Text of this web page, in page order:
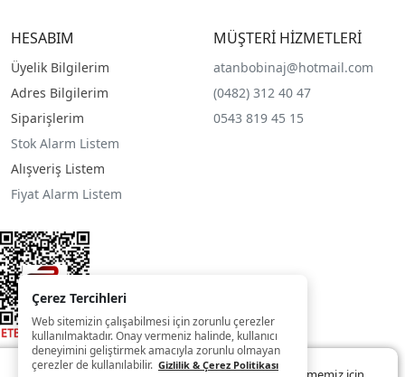
HESABIM
Üyelik Bilgilerim
Adres Bilgilerim
Siparişlerim
Stok Alarm Listem
Alışveriş Listem
Fiyat Alarm Listem
MÜŞTERİ HİZMETLERİ
atanbobinaj@hotmail.com
(0482) 312 40 47
0543 819 45 15
Çerez Tercihleri
Web sitemizin çalışabilmesi için zorunlu çerezler
kullanılmaktadır. Onay vermeniz halinde, kullanıcı
deneyimini geliştirmek amacıyla zorunlu olmayan
çerezler de kullanılabilir. Gizlilik & Çerez Politikası